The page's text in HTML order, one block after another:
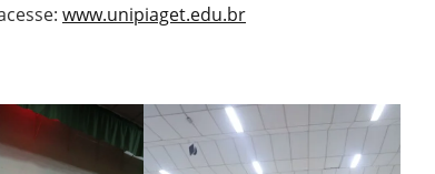
www.unipiaget.edu.br